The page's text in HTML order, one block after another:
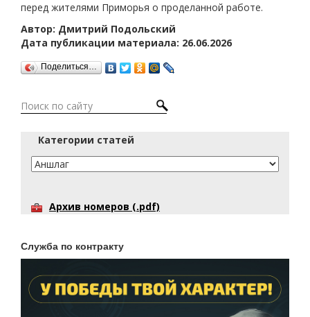
перед жителями Приморья о проделанной работе.
Автор: Дмитрий Подольский
Дата публикации материала: 26.06.2026
Поделиться…
Категории статей
Архив номеров (.pdf)
Служба по контракту